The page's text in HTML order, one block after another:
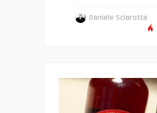
Daniele Sciarotta